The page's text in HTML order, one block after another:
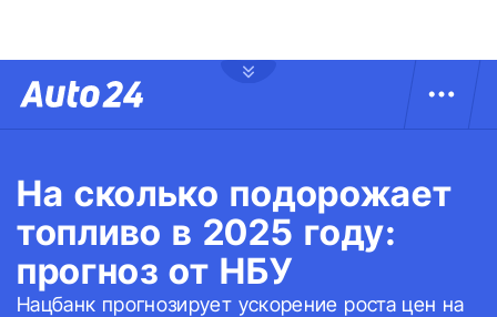
На сколько подорожает
топливо в 2025 году:
прогноз от НБУ
Нацбанк прогнозирует ускорение роста цен на